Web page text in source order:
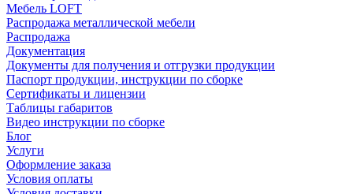
Мебель LOFT
Распродажа металлической мебели
Распродажа
Документация
Документы для получения и отгрузки продукции
Паспорт продукции, инструкции по сборке
Сертификаты и лицензии
Таблицы габаритов
Видео инструкции по сборке
Блог
Услуги
Оформление заказа
Условия оплаты